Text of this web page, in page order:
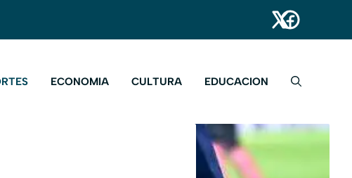
ECONOMIA CULTURA EDUCACION